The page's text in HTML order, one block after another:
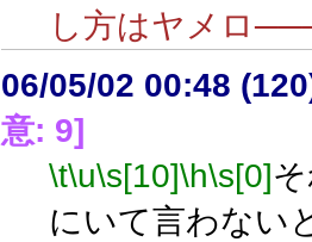
し方はヤメロ
06/05/02 00:48
意: 9]
\t\u\s[10]\h\s[0]
にいて言わない